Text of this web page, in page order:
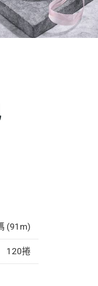
(91m)
120捲